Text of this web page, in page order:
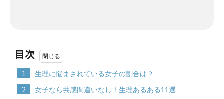
目次
1 生理に悩まされている女子の割合は？
2 女子なら共感間違いなし！生理あるある11選